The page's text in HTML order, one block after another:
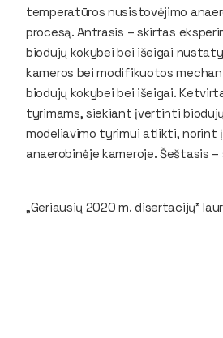
temperatūros nusistovėjimo
procesą. Antrasis – skirtas
biodujų kokybei bei išeigai
kameros bei modifikuotos
biodujų kokybei bei išeigai.
tyrimams, siekiant įvertinti
modeliavimo tyrimui atlikti, norint
anaerobinėje kameroje. Šeštasis
„Geriausių 2020 m. disertacijų”